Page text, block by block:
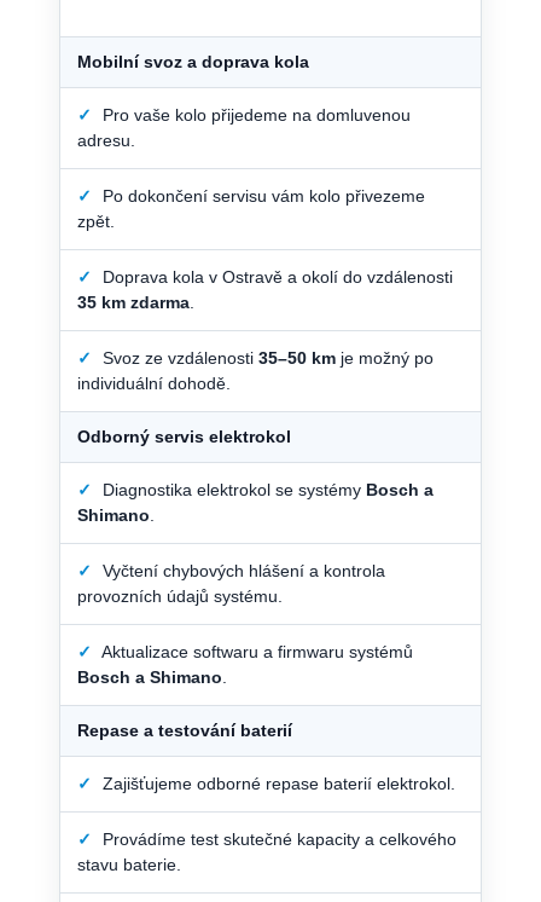
Mobilní svoz a doprava kola
✓
Pro vaše kolo přijedeme na domluvenou
adresu.
✓
Po dokončení servisu vám kolo přivezeme
zpět.
✓
Doprava kola v Ostravě a okolí do vzdálenosti
35 km zdarma
✓ Svoz ze vzdálenosti 35–50 km je možný po
individuální dohodě.
Odborný servis elektrokol
✓ Diagnostika elektrokol se systémy Bosch a
Shimano
✓
Vyčtení chybových hlášení a kontrola
provozních údajů systému.
✓
Aktualizace softwaru a firmwaru systémů
Bosch a Shimano
Repase a testování baterií
✓ Zajišťujeme odborné repase baterií elektrokol.
✓
Provádíme test skutečné kapacity a celkového
stavu baterie.